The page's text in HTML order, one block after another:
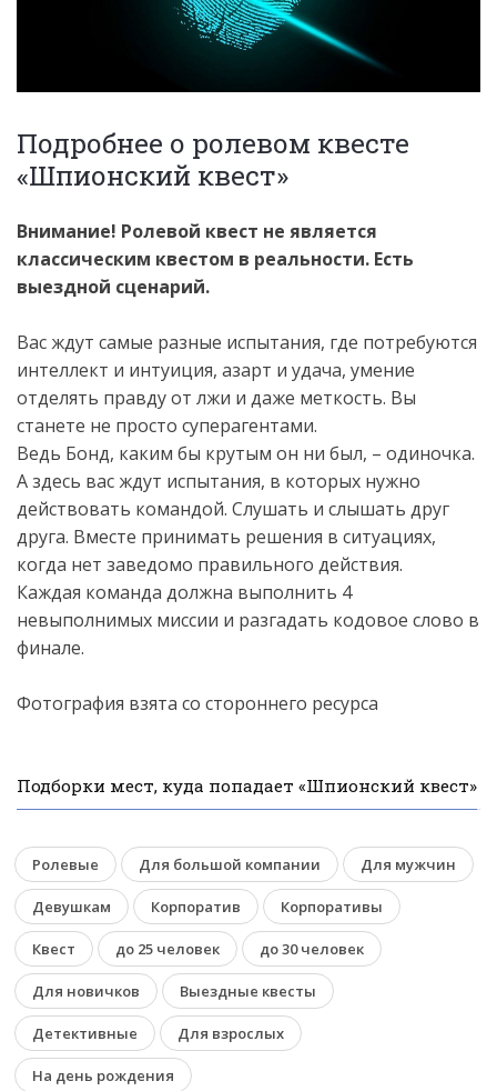
Подробнее о ролевом квесте
«Шпионский квест»
Внимание! Ролевой квест не является
классическим квестом в реальности. Есть
выездной сценарий.
Вас ждут самые разные испытания, где потребуются
интеллект и интуиция, азарт и удача, умение
отделять правду от лжи и даже меткость. Вы
станете не просто суперагентами.
Ведь Бонд, каким бы крутым он ни был, – одиночка.
А здесь вас ждут испытания, в которых нужно
действовать командой. Слушать и слышать друг
друга. Вместе принимать решения в ситуациях,
когда нет заведомо правильного действия.
Каждая команда должна выполнить 4
невыполнимых миссии и разгадать кодовое слово в
финале.
Фотография взята со стороннего ресурса
Подборки мест, куда попадает «Шпионский квест»
Ролевые Для большой компании Для мужчин
Девушкам Корпоратив Корпоративы
Квест до 25 человек до 30 человек
Для новичков Выездные квесты
Детективные Для взрослых
На день рождения